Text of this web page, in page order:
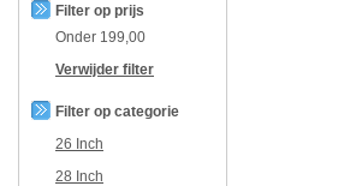
Filter op prijs
Onder 199,00
Verwijder filter
Filter op categorie
26 Inch
28 Inch